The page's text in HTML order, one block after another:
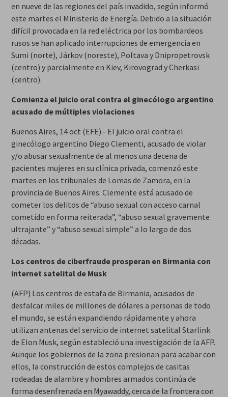
en nueve de las regiones del país invadido, según informó
este martes el Ministerio de Energía. Debido a la situación
difícil provocada en la red eléctrica por los bombardeos
rusos se han aplicado interrupciones de emergencia en
Sumi (norte), Járkov (noreste), Poltava y Dnipropetrovsk
(centro) y parcialmente en Kiev, Kirovograd y Cherkasi
(centro).
Comienza el juicio oral contra el ginecólogo argentino
acusado de múltiples violaciones
Buenos Aires, 14 oct (EFE).- El juicio oral contra el
ginecólogo argentino Diego Clementi, acusado de violar
y/o abusar sexualmente de al menos una decena de
pacientes mujeres en su clínica privada, comenzó este
martes en los tribunales de Lomas de Zamora, en la
provincia de Buenos Aires. Clemente está acusado de
cometer los delitos de “abuso sexual con acceso carnal
cometido en forma reiterada”, “abuso sexual gravemente
ultrajante” y “abuso sexual simple” a lo largo de dos
décadas.
Los centros de ciberfraude prosperan en Birmania con
internet satelital de Musk
(AFP) Los centros de estafa de Birmania, acusados de
desfalcar miles de millones de dólares a personas de todo
el mundo, se están expandiendo rápidamente y ahora
utilizan antenas del servicio de internet satelital Starlink
de Elon Musk, según estableció una investigación de la AFP.
Aunque los gobiernos de la zona presionan para acabar con
ellos, la construcción de estos complejos de casitas
rodeadas de alambre y hombres armados continúa de
forma desenfrenada en Myawaddy, cerca de la frontera con